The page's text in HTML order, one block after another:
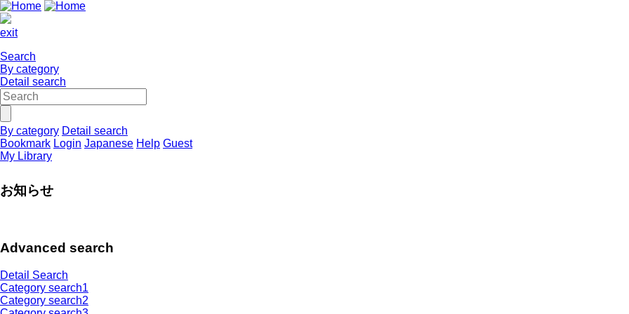
exit
Search
By category
Detail search
By category Detail search
Bookmark Login Japanese Help Guest
My Library
お知らせ
Advanced search
Detail Search
Category search1
Category search2